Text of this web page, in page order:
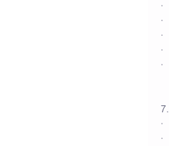
·
·
·
·
·
·
·